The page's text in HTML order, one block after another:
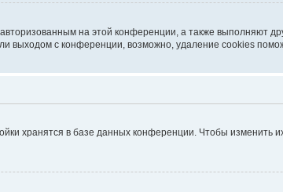
на этой конференции, а также выполняют
выходом с конференции, возможно, удаление cookies
хранятся в базе данных конференции. Чтобы изменить